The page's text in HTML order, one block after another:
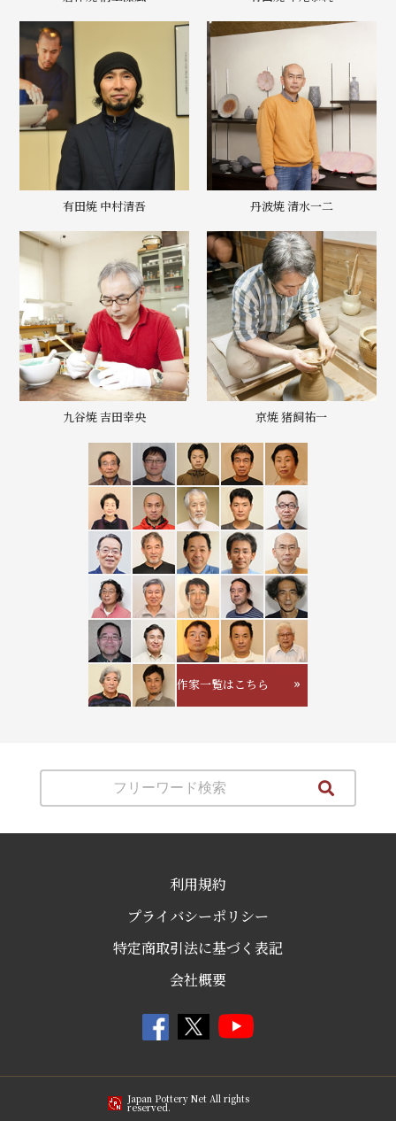
有田焼 中村清吾 丹波焼 清水一二
九谷焼 吉田幸央 京焼 猪飼祐一
作家一覧はこちら
利用規約
プライバシーポリシー
特定商取引法に基づく表記
会社概要
Japan Pottery Net All rights
reserved.